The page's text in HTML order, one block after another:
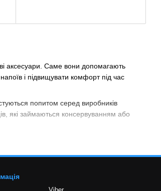
аксесуари. Саме вони допомагають
і підвищувати комфорт під час
попитом серед виробників
які займаються консервуванням або